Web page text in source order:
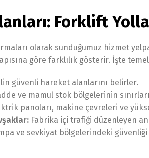
Forklift
olarak sunduğumuz hizmet
göre farklılık gösterir. İşte
güvenli hareket alanlarını belirler.
ve mamul stok bölgelerinin
panoları, makine çevreleri ve
Fabrika içi trafiği düzenleyen
ve sevkiyat bölgelerindeki güvenliği